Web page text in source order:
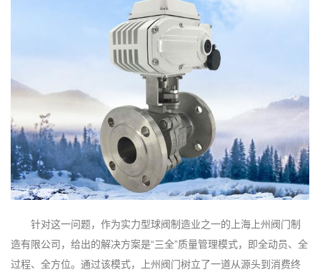
针对这一问题，作为实力型球阀制造业之一的上海上州阀门制
造有限公司，给出的解决方案是“三全”质量管理模式，即全动员、全
过程、全方位。通过该模式，上州阀门树立了一道从源头到消费终